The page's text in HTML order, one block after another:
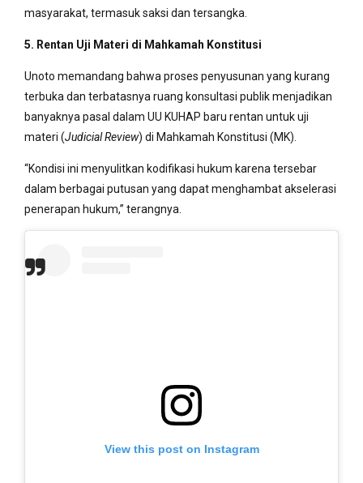
masyarakat, termasuk saksi dan tersangka.
5. Rentan Uji Materi di Mahkamah Konstitusi
Unoto memandang bahwa proses penyusunan yang kurang
terbuka dan terbatasnya ruang konsultasi publik menjadikan
banyaknya pasal dalam UU KUHAP baru rentan untuk uji
materi (Judicial Review) di Mahkamah Konstitusi (MK).
“Kondisi ini menyulitkan kodifikasi hukum karena tersebar
dalam berbagai putusan yang dapat menghambat akselerasi
penerapan hukum,” terangnya.
View this post on Instagram